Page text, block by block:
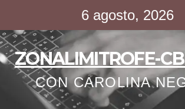
contenido
6 agosto, 2026
ZONALIMITROFE-
CON CAROLINA